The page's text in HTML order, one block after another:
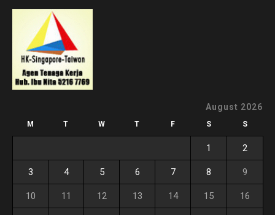
August 2026
M T W T F S S
1 2
3 4 5 6 7 8 9
10 11 12 13 14 15 16